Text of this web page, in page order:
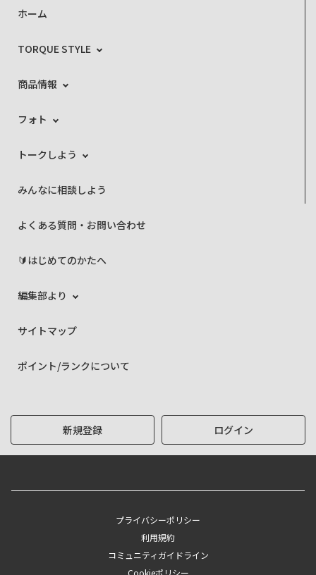
ホーム
TORQUE STYLE
商品情報
フォト
トークしよう
みんなに相談しよう
よくある質問・お問い合わせ
🔰はじめてのかたへ
編集部より
サイトマップ
ポイント/ランクについて
新規登録 ログイン
プライバシーポリシー
利用規約
コミュニティガイドライン